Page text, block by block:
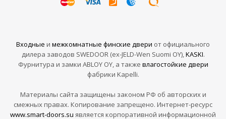
Входные и межкомнатные финские двери от официального
дилера заводов SWEDOOR (ex-JELD-Wen Suomi OY),KASKI.
Фурнитура и замки ABLOY OY, а также влагостойкие двери
фабрики Kapelli.
Материалы сайта защищены законом РФ об авторских и
смежных правах. Копирование запрещено. Интернет-ресурс
www.smart-doors.su является корпоративной информационной